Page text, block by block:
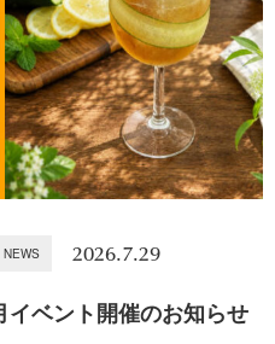
NEWS 2026.7.29
イベント開催のお知らせ